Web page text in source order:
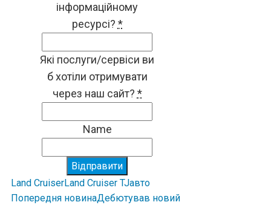
інформаційному
ресурсі? *
Які послуги/сервіси ви
б хотіли отримувати
через наш сайт? *
Name
Відправити
Land CruiserLand Cruiser TJавто
Попередня новинаДебютував новий